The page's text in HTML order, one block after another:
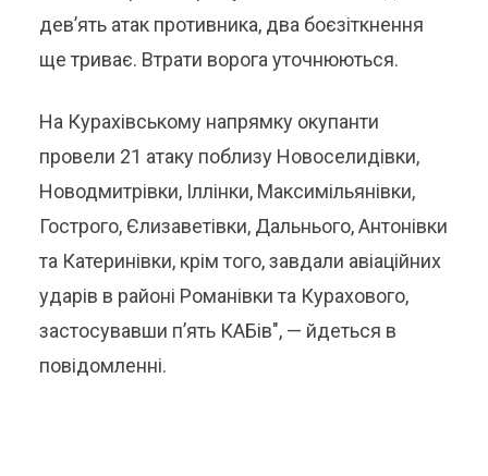
дев’ять атак противника, два боєзіткнення
ще триває. Втрати ворога уточнюються.
На Курахівському напрямку окупанти
провели 21 атаку поблизу Новоселидівки,
Новодмитрівки, Іллінки, Максимільянівки,
Гострого, Єлизаветівки, Дальнього, Антонівки
та Катеринівки, крім того, завдали авіаційних
ударів в районі Романівки та Курахового,
застосувавши п’ять КАБів", — йдеться в
повідомленні.